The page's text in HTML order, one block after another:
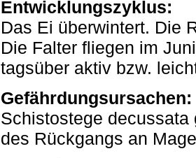
Entwicklungszyklus:
Das Ei überwintert. Die
Die Falter fliegen im
tagsüber aktiv bzw.
Gefährdungsursachen:
Schistostege
des Rückgangs an